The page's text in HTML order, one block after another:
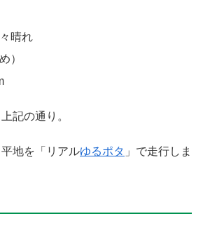
晴れ
）
記の通り。
地を「リアルゆるポタ 」で走行しま